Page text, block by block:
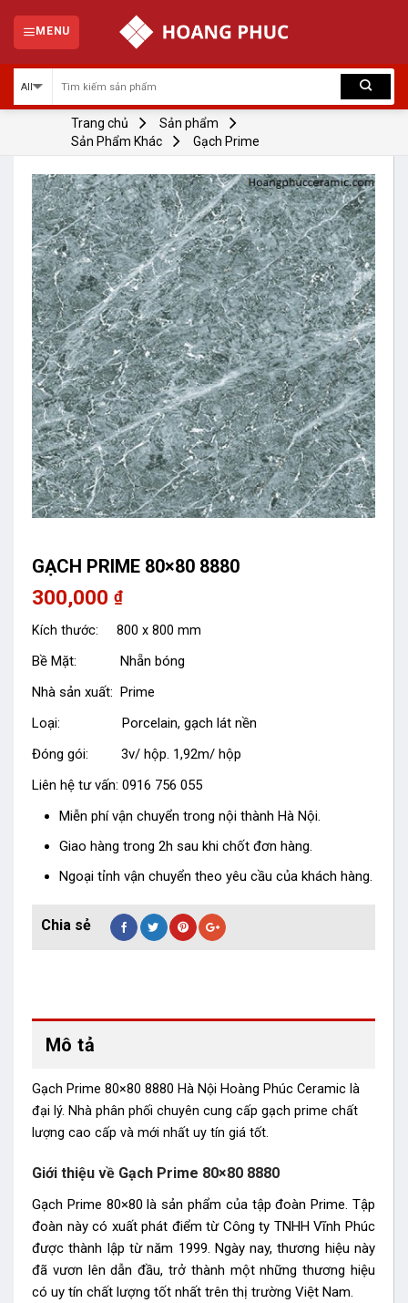
content
MENU
Trang chủ
Sản phẩm
Sản Phẩm Khác
Gạch Prime
GẠCH PRIME 80×80 8880
300,000 ₫
Kích thước: 800 x 800 mm
Bề Mặt: Nhẵn bóng
Nhà sản xuất: Prime
Loại: Porcelain, gạch lát nền
Đóng gói: 3v/ hộp. 1,92m/ hộp
Liên hệ tư vấn: 0916 756 055
Miễn phí vận chuyển trong nội thành Hà Nội.
Giao hàng trong 2h sau khi chốt đơn hàng.
Ngoại tỉnh vận chuyển theo yêu cầu của khách hàng.
Mô tả
Gạch Prime 80×80 8880 Hà Nội Hoàng Phúc Ceramic là
đại lý. Nhà phân phối chuyên cung cấp gạch prime chất
lượng cao cấp và mới nhất uy tín giá tốt.
Giới thiệu về Gạch Prime 80×80 8880
Gạch Prime 80×80 là sản phẩm của tập đoàn Prime. Tập
đoàn này có xuất phát điểm từ Công ty TNHH Vĩnh Phúc
được thành lập từ năm 1999. Ngày nay, thương hiệu này
đã vươn lên dẫn đầu, trở thành một những thương hiệu
có uy tín chất lượng tốt nhất trên thị trường Việt Nam.